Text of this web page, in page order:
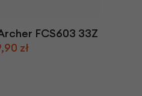
FCS603 33Z
zł